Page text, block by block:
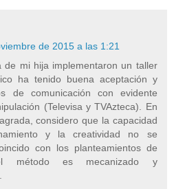
de 2015 a las 1:21
de mi hija implementaron un taller
ha tenido buena aceptación y
de comunicación con evidente
(Televisa y TVAzteca). En
considero que la capacidad
y la creatividad no se
con los planteamientos de
método es mecanizado y